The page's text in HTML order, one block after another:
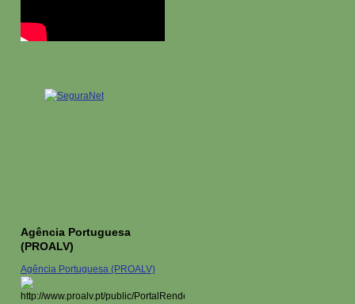
Agência Portuguesa
(PROALV)
Agência Portuguesa (PROALV)